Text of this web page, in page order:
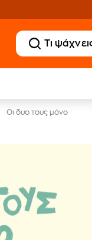
Οι δυο τους μόνο